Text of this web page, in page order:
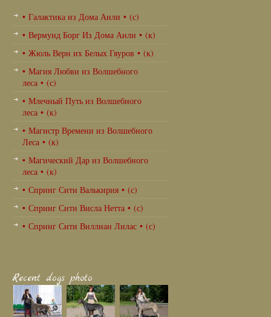
• Галактика из Дома Анли • (с)
• Вермунд Борг Из Дома Анли • (к)
• Жюль Верн их Белых Гяуров • (к)
• Магия Любви из Волшебного
леса • (с)
• Млечный Путь из Волшебного
леса • (к)
• Магистр Времени из Волшебного
Леса • (к)
• Магический Дар из Волшебного
леса • (к)
• Спринг Сити Валькирия • (с)
• Спринг Сити Висла Нетта • (с)
• Спринг Сити Виллиан Лилас • (с)
Recent dogs photo